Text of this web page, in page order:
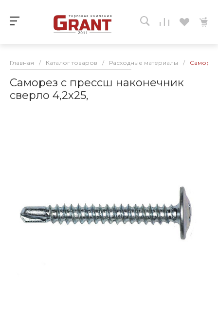
Главная / Каталог товаров / Расходные материалы / Саморез
Саморез с прессш наконечник
сверло 4,2х25,